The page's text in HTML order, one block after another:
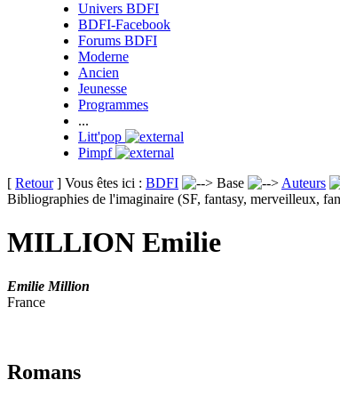
Univers BDFI
BDFI-Facebook
Forums BDFI
Moderne
Ancien
Jeunesse
Programmes
...
Litt'pop
Pimpf
[ Retour] Vous êtes ici : BDFI Base Auteurs
Bibliographies de l'imaginaire (SF, fantasy, merveilleux,
MILLION Emilie
Emilie Million
France
Romans